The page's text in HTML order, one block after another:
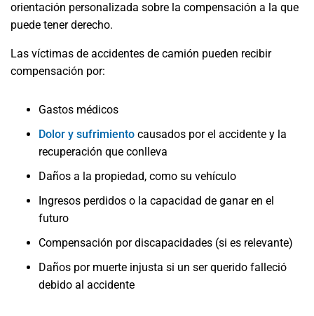
orientación personalizada sobre la compensación a la que
puede tener derecho.
Las víctimas de accidentes de camión pueden recibir
compensación por:
Gastos médicos
Dolor y sufrimiento causados por el accidente y la
recuperación que conlleva
Daños a la propiedad, como su vehículo
Ingresos perdidos o la capacidad de ganar en el
futuro
Compensación por discapacidades (si es relevante)
Daños por muerte injusta si un ser querido falleció
debido al accidente